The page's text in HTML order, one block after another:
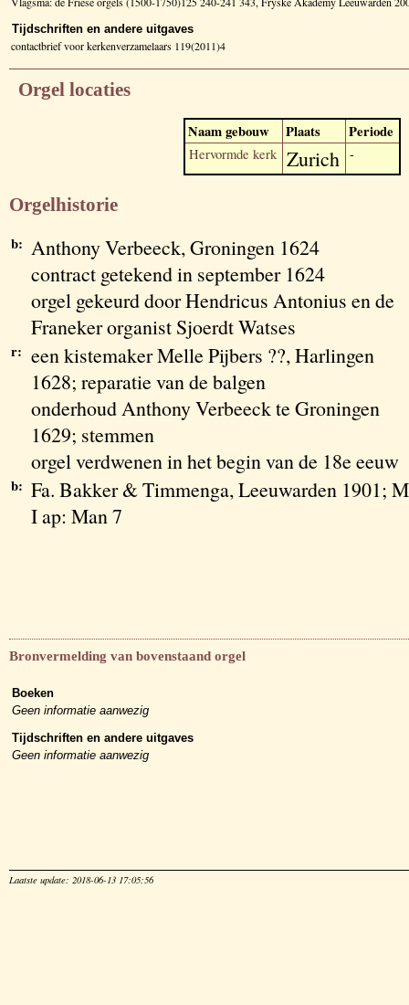
Tijdschriften en andere uitgaves
contactbrief voor kerkenverzamelaars 119(2011)4
Orgel locaties
Naam gebouw Plaats Periode
Hervormde kerk Zurich -
Orgelhistorie
b: Anthony Verbeeck, Groningen 1624
contract getekend in september 1624
orgel gekeurd door Hendricus Antonius en de
Franeker organist Sjoerdt Watses
r: een kistemaker Melle Pijbers ??, Harlingen
1628; reparatie van de balgen
onderhoud Anthony Verbeeck te Groningen
1629; stemmen
orgel verdwenen in het begin van de 18e eeuw
b: Fa. Bakker & Timmenga, Leeuwarden 1901; M
I ap: Man 7
Bronvermelding van bovenstaand orgel
Boeken
Geen informatie aanwezig
Tijdschriften en andere uitgaves
Geen informatie aanwezig
Laatste update: 2018-06-13 17:05:56